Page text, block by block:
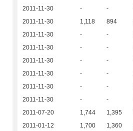
2011-11-30
- -
2011-11-30
1,118 894
2011-11-30
- -
2011-11-30
- -
2011-11-30
- -
2011-11-30
- -
2011-11-30
- -
2011-11-30
- -
2011-07-20
1,744 1,395
2011-01-12
1,700 1,360